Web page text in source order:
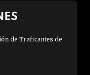
de Traficantes de